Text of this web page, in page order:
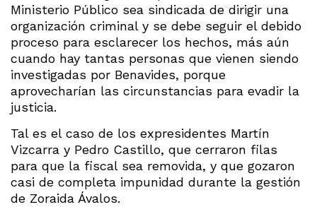
Ministerio Público sea sindicada de dirigir una
organización criminal y se debe seguir el debido
proceso para esclarecer los hechos, más aún
cuando hay tantas personas que vienen siendo
investigadas por Benavides, porque
aprovecharían las circunstancias para evadir la
justicia.
Tal es el caso de los expresidentes Martín
Vizcarra y Pedro Castillo, que cerraron filas
para que la fiscal sea removida, y que gozaron
casi de completa impunidad durante la gestión
de Zoraida Ávalos.